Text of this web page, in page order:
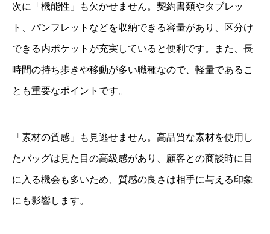
次に「機能性」も欠かせません。契約書類やタブレッ
ト、パンフレットなどを収納できる容量があり、区分け
できる内ポケットが充実していると便利です。また、長
時間の持ち歩きや移動が多い職種なので、軽量であるこ
とも重要なポイントです。
「素材の質感」も見逃せません。高品質な素材を使用し
たバッグは見た目の高級感があり、顧客との商談時に目
に入る機会も多いため、質感の良さは相手に与える印象
にも影響します。